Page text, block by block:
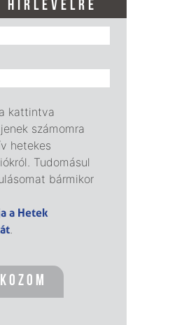
kattintva
számomra
hetekes
Tudomásul
bármikor
a Hetek
.